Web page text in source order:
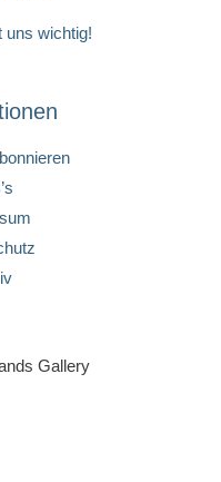
uns wichtig!
Gallery